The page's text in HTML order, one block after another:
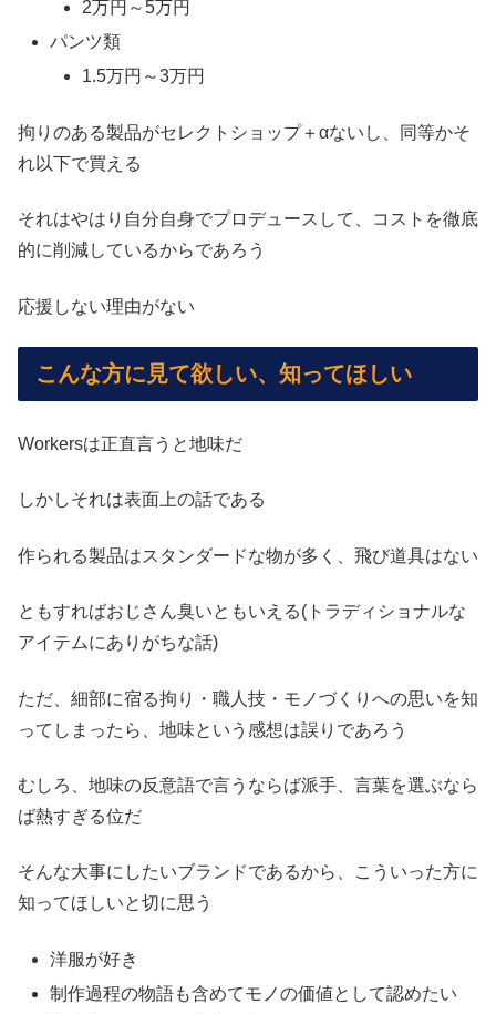
2万円～5万円
パンツ類
1.5万円～3万円
拘りのある製品がセレクトショップ＋αないし、同等かそ
れ以下で買える
それはやはり自分自身でプロデュースして、コストを徹底
的に削減しているからであろう
応援しない理由がない
こんな方に見て欲しい、知ってほしい
Workersは正直言うと地味だ
しかしそれは表面上の話である
作られる製品はスタンダードな物が多く、飛び道具はない
ともすればおじさん臭いともいえる(トラディショナルな
アイテムにありがちな話)
ただ、細部に宿る拘り・職人技・モノづくりへの思いを知
ってしまったら、地味という感想は誤りであろう
むしろ、地味の反意語で言うならば派手、言葉を選ぶなら
ば熱すぎる位だ
そんな大事にしたいブランドであるから、こういった方に
知ってほしいと切に思う
洋服が好き
制作過程の物語も含めてモノの価値として認めたい